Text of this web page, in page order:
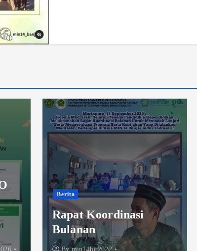
Berita
Maulid Nabi
Muhammad SAW 1447
H
By min14bjr2022